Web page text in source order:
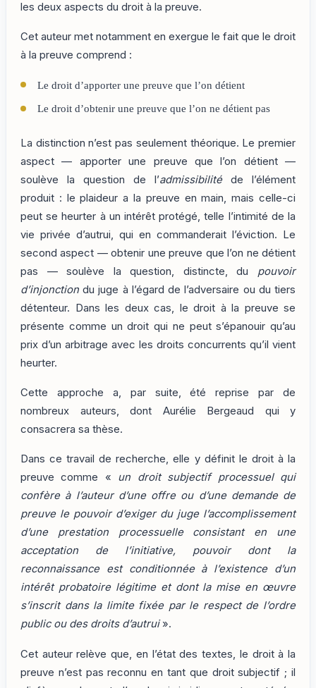
les deux aspects du droit à la preuve.
Cet auteur met notamment en exergue le fait que le droit
à la preuve comprend :
Le droit d’apporter une preuve que l’on détient
Le droit d’obtenir une preuve que l’on ne détient pas
La distinction n’est pas seulement théorique. Le premier
aspect — apporter une preuve que l’on détient —
soulève la question de l’admissibilitéde l’élément
produit : le plaideur a la preuve en main, mais celle-ci
peut se heurter à un intérêt protégé, telle l’intimité de la
vie privée d’autrui, qui en commanderait l’éviction. Le
second aspect — obtenir une preuve que l’on ne détient
pas — soulève la question, distincte, du pouvoir
d’injonction du juge à l’égard de l’adversaire ou du tiers
détenteur. Dans les deux cas, le droit à la preuve se
présente comme un droit qui ne peut s’épanouir qu’au
prix d’un arbitrage avec les droits concurrents qu’il vient
heurter.
Cette approche a, par suite, été reprise par de
nombreux auteurs, dont Aurélie Bergeaud qui y
consacrera sa thèse.
Dans ce travail de recherche, elle y définit le droit à la
preuve comme « un droit subjectif processuel qui
confère à l’auteur d’une offre ou d’une demande de
preuve le pouvoir d’exiger du juge l’accomplissement
d’une prestation processuelle consistant en une
acceptation de l’initiative, pouvoir dont la
reconnaissance est conditionnée à l’existence d’un
intérêt probatoire légitime et dont la mise en œuvre
s’inscrit dans la limite fixée par le respect de l’ordre
public ou des droits d’autrui».
Cet auteur relève que, en l’état des textes, le droit à la
preuve n’est pas reconnu en tant que droit subjectif ; il